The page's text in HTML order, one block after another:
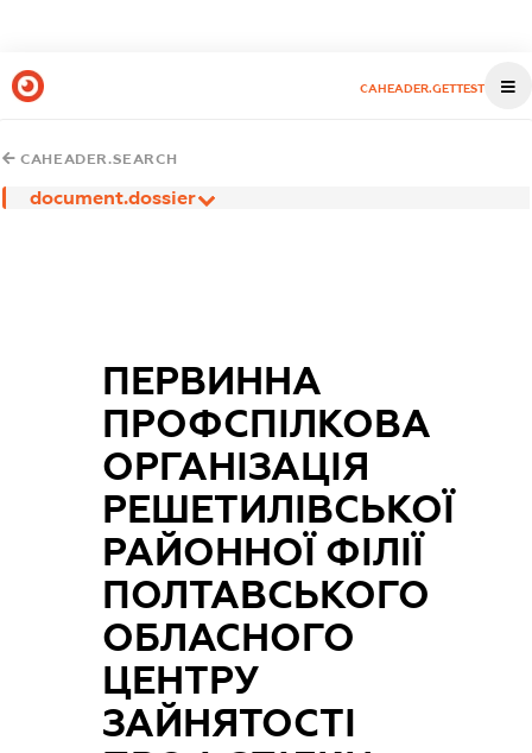
CAHEADER.GETTEST
CAHEADER.SEARCH
document.dossier
ПЕРВИННА
ПРОФСПІЛКОВА
ОРГАНІЗАЦІЯ
РЕШЕТИЛІВСЬКОЇ
РАЙОННОЇ ФІЛІЇ
ПОЛТАВСЬКОГО
ОБЛАСНОГО
ЦЕНТРУ
ЗАЙНЯТОСТІ